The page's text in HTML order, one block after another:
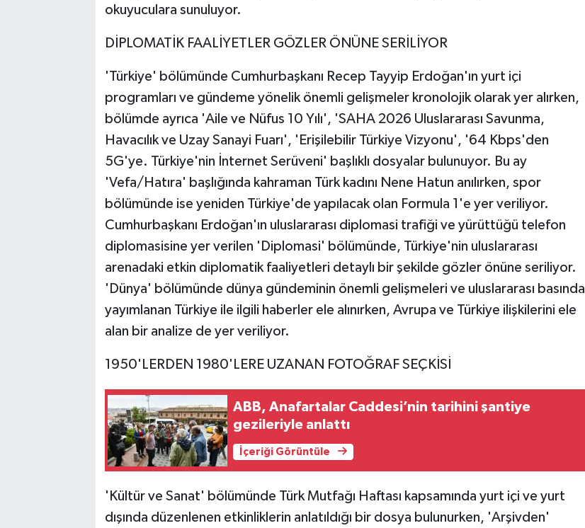
okuyuculara sunuluyor.
DİPLOMATİK FAALİYETLER GÖZLER ÖNÜNE SERİLİYOR
'Türkiye' bölümünde Cumhurbaşkanı Recep Tayyip Erdoğan'ın yurt içi
programları ve gündeme yönelik önemli gelişmeler kronolojik olarak yer alırken,
bölümde ayrıca 'Aile ve Nüfus 10 Yılı', 'SAHA 2026 Uluslararası Savunma,
Havacılık ve Uzay Sanayi Fuarı', 'Erişilebilir Türkiye Vizyonu', '64 Kbps'den
5G'ye. Türkiye'nin İnternet Serüveni' başlıklı dosyalar bulunuyor. Bu ay
'Vefa/Hatıra' başlığında kahraman Türk kadını Nene Hatun anılırken, spor
bölümünde ise yeniden Türkiye'de yapılacak olan Formula 1'e yer veriliyor.
Cumhurbaşkanı Erdoğan'ın uluslararası diplomasi trafiği ve yürüttüğü telefon
diplomasisine yer verilen 'Diplomasi' bölümünde, Türkiye'nin uluslararası
arenadaki etkin diplomatik faaliyetleri detaylı bir şekilde gözler önüne seriliyor.
'Dünya' bölümünde dünya gündeminin önemli gelişmeleri ve uluslararası basında
yayımlanan Türkiye ile ilgili haberler ele alınırken, Avrupa ve Türkiye ilişkilerini ele
alan bir analize de yer veriliyor.
1950'LERDEN 1980'LERE UZANAN FOTOĞRAF SEÇKİSİ
ABB, Anafartalar Caddesi’nin tarihini şantiye
gezileriyle anlattı
İçeriği Görüntüle
'Kültür ve Sanat' bölümünde Türk Mutfağı Haftası kapsamında yurt içi ve yurt
dışında düzenlenen etkinliklerin anlatıldığı bir dosya bulunurken, 'Arşivden'